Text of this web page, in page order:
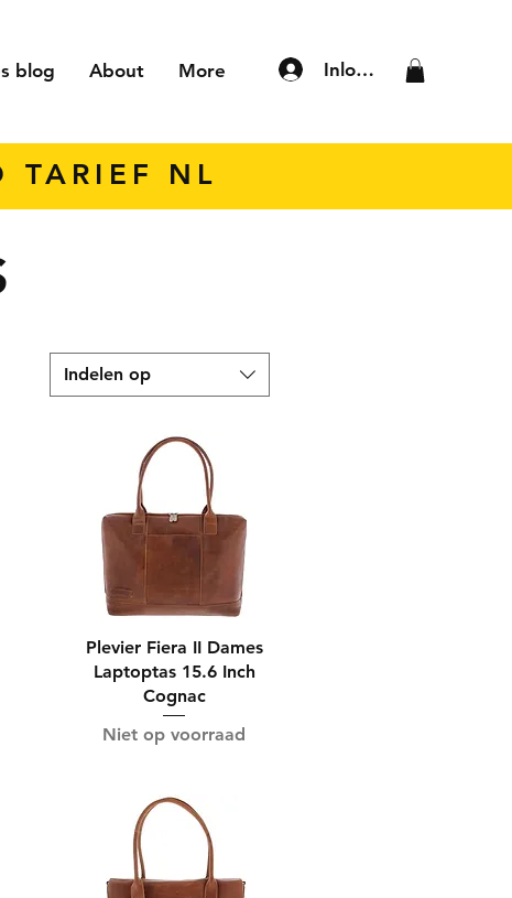
Inloggen
blog About More
Indelen op
Plevier Fiera II Dames
Laptoptas 15.6 Inch
Cognac
Niet op voorraad
TARIEF NL